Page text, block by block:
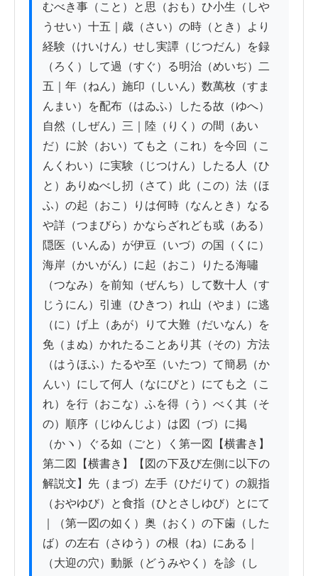
むべき事（こと）と思（おも）ひ小生（しや
うせい）十五｜歳（さい）の時（とき）より
経験（けいけん）せし実譚（じつだん）を録
（ろく）して過（すぐ）る明治（めいぢ）二
五｜年（ねん）施印（しいん）数萬枚（すま
んまい）を配布（はゐふ）したる故（ゆへ）
自然（しぜん）三｜陸（りく）の間（あい
だ）に於（おい）ても之（これ）を今回（こ
んくわい）に実験（じつけん）したる人（ひ
と）ありぬべし扨（さて）此（この）法（ほ
ふ）の起（おこ）りは何時（なんとき）なる
や詳（つまびら）かならざれども或（ある）
隠医（いんゐ）が伊豆（いづ）の国（くに）
海岸（かいがん）に起（おこ）りたる海嘯
（つなみ）を前知（ぜんち）して数十人（す
じうにん）引連（ひきつ）れ山（やま）に逃
（に）げ上（あが）りて大難（だいなん）を
免（まぬ）かれたることあり其（その）方法
（はうほふ）たるや至（いたつ）て簡易（か
んい）にして何人（なにびと）にても之（こ
れ）を行（おこな）ふを得（う）べく其（そ
の）順序（じゆんじよ）は図（づ）に掲
（かヽ）ぐる如（ごと）く第一図【横書き】
第二図【横書き】【図の下及び左側に以下の
解説文】先（まづ）左手（ひだりて）の親指
（おやゆび）と食指（ひとさしゆび）とにて
｜（第一図の如く）奥（おく）の下歯（した
ば）の左右（さゆう）の根（ね）にある｜
（大迎の穴）動脈（どうみやく）を診（し